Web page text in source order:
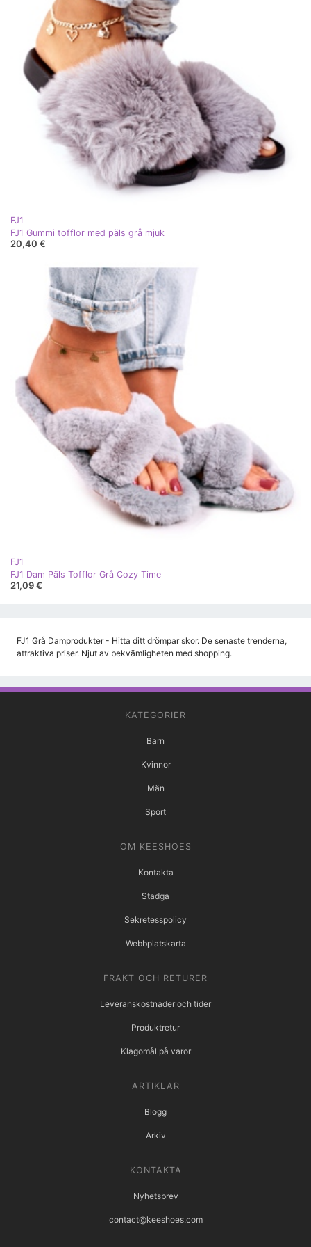
FJ1
FJ1 Gummi tofflor med päls grå mjuk
20,40 €
FJ1
FJ1 Dam Päls Tofflor Grå Cozy Time
21,09 €
FJ1 Grå Damprodukter - Hitta ditt drömpar skor. De senaste trenderna,
attraktiva priser. Njut av bekvämligheten med shopping.
KATEGORIER
Barn
Kvinnor
Män
Sport
OM KEESHOES
Kontakta
Stadga
Sekretesspolicy
Webbplatskarta
FRAKT OCH RETURER
Leveranskostnader och tider
Produktretur
Klagomål på varor
ARTIKLAR
Blogg
Arkiv
KONTAKTA
Nyhetsbrev
contact@keeshoes.com